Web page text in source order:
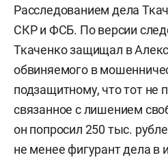
Расследованием дела
СКР и ФСБ. По версии
Ткаченко защищал в
обвиняемого в
подзащитному, что тот не
связанное с лишением
он попросил 250 тыс.
не менее фигурант дела в